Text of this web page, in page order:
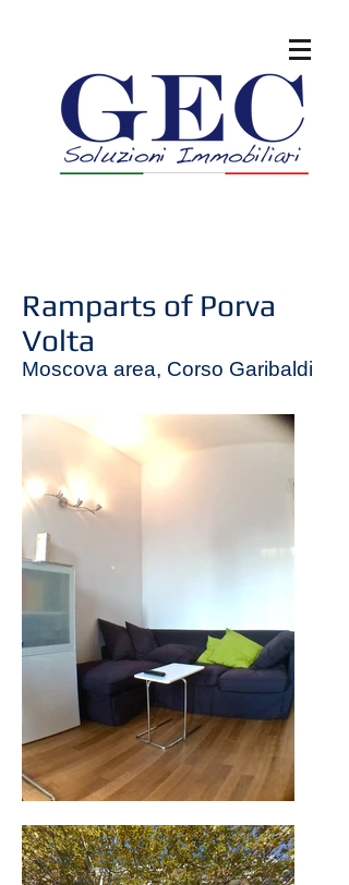
Ramparts of Porva
Volta
Moscova area, Corso Garibaldi